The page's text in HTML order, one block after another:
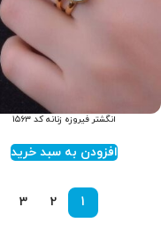
انگشتر فیروزه زنانه کد ۱۵۶۳
افزودن به سبد خرید
1
2
3